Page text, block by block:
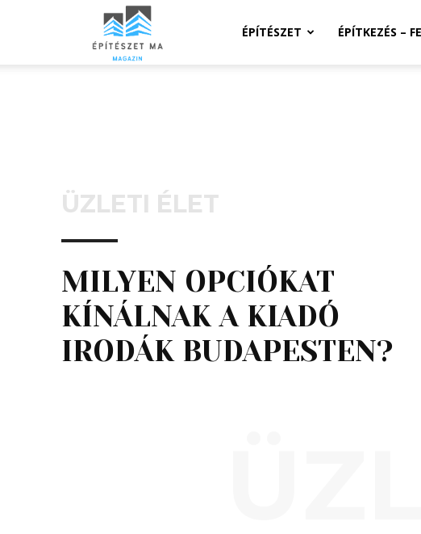
ÉpíteszetiÉPÍTÉSZET ÉPÍTKEZÉS –
ÜZLETI ÉLET
MILYEN OPCIÓKAT
KÍNÁLNAK A KIADÓ
IRODÁK BUDAPESTEN?